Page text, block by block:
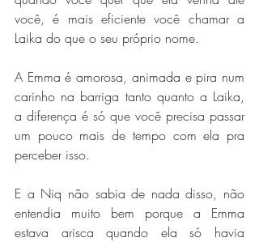
você, é mais eficiente você chamar a
Laika do que o seu próprio nome.
A Emma é amorosa, animada e pira num
carinho na barriga tanto quanto a Laika,
a diferença é só que você precisa passar
um pouco mais de tempo com ela pra
perceber isso.
E a Niq não sabia de nada disso, não
entendia muito bem porque a Emma
estava arisca quando ela só havia